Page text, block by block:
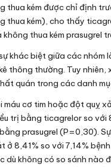
thua kém được chỉ định
thua kém), cho thấy
không thua kém prasugrel
khác biệt giữa các nhóm
thông thường. Tuy nhiên,
quán trong các danh
máu cơ tim hoặc đột quỵ
trị bằng ticagrelor so với
prasugrel (P=0,30).
ở 8,41% so với 7,14%
dù không có so sánh nào